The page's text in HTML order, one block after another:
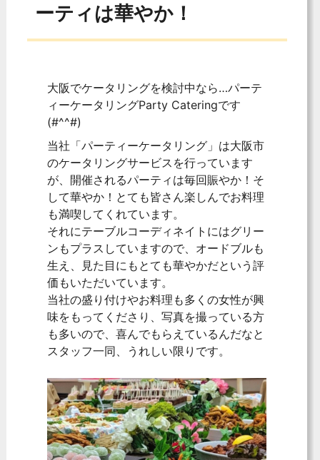
ーティは華やか！
大阪でケータリングを検討中なら…パーテ
ィーケータリングParty Cateringです
(#^^#)
当社「パーティーケータリング」は大阪市
のケータリングサービスを行っています
が、開催されるパーティは毎回賑やか！そ
して華やか！とても皆さん楽しんでお料理
も満喫してくれています。
それにテーブルコーディネイトにはグリー
ンもプラスしていますので、オードブルも
生え、見た目にもとても華やかだという評
価もいただいています。
当社の盛り付けやお料理も多くの女性が興
味をもってくださり、写真を撮っている方
も多いので、喜んでもらえているんだなと
スタッフ一同、うれしい限りです。